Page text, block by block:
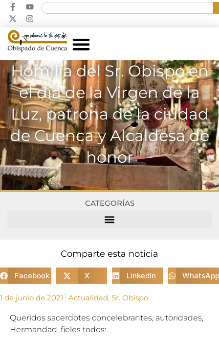
Homilía del Sr. Obispo en
el día de la Virgen de la
Luz, patrona de la ciudad
de Cuenca y Alcaldesa de
honor
CATEGORÍAS
Comparte esta noticia
Facebook X LinkedIn WhatsApp
1 de junio de 2021 Actualidad, Sr. Obispo
Queridos sacerdotes concelebrantes, autoridades,
Hermandad, fieles todos: